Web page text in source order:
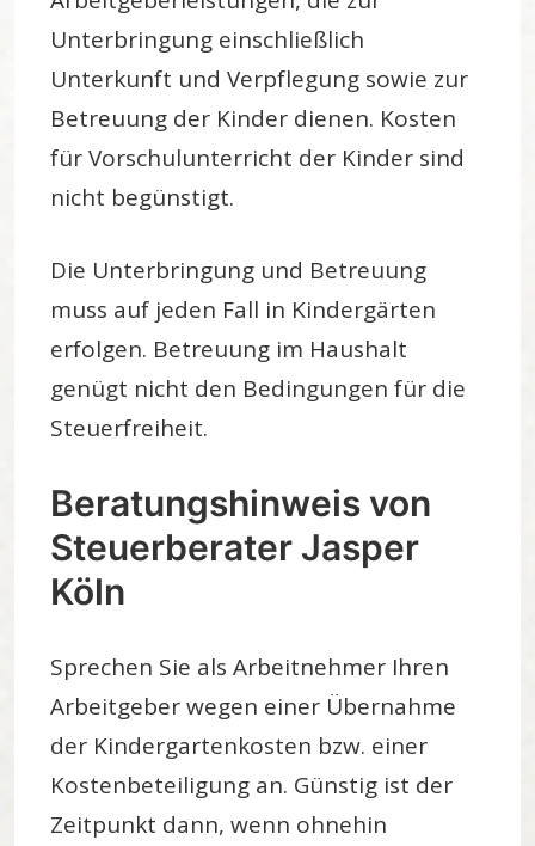
Unterbringung einschließlich
Unterkunft und Verpflegung sowie zur
Betreuung der Kinder dienen. Kosten
für Vorschulunterricht der Kinder sind
nicht begünstigt.
Die Unterbringung und Betreuung
muss auf jeden Fall in Kindergärten
erfolgen. Betreuung im Haushalt
genügt nicht den Bedingungen für die
Steuerfreiheit.
Beratungshinweis von
Steuerberater Jasper
Köln
Sprechen Sie als Arbeitnehmer Ihren
Arbeitgeber wegen einer Übernahme
der Kindergartenkosten bzw. einer
Kostenbeteiligung an. Günstig ist der
Zeitpunkt dann, wenn ohnehin